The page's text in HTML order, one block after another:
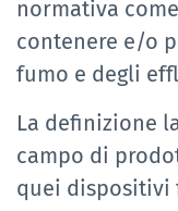
normativa
contenere e/o
fumo e degli
La definizione
campo di
quei dispositivi